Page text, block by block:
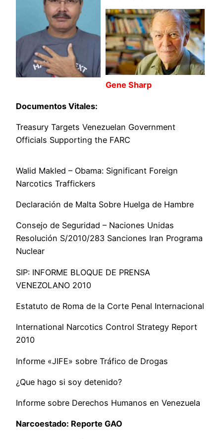
Gene Sharp
Documentos Vitales:
Treasury Targets Venezuelan Government
Officials Supporting the FARC
Walid Makled – Obama: Significant Foreign
Narcotics Traffickers
Declaración de Malta Sobre Huelga de Hambre
Consejo de Seguridad – Naciones Unidas
Resolución S/2010/283 Sanciones Iran Programa
Nuclear
SIP: INFORME BLOQUE DE PRENSA
VENEZOLANO 2010
Estatuto de Roma de la Corte Penal Internacional
International Narcotics Control Strategy Report
2010
Informe «JIFE» sobre Tráfico de Drogas
¿Que hago si soy detenido?
Informe sobre Derechos Humanos en Venezuela
Narcoestado: Reporte GAO